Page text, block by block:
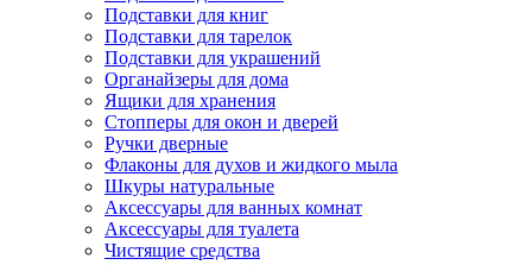
Подставки для книг
Подставки для тарелок
Подставки для украшений
Органайзеры для дома
Ящики для хранения
Стопперы для окон и дверей
Ручки дверные
Флаконы для духов и жидкого мыла
Шкуры натуральные
Аксессуары для ванных комнат
Аксессуары для туалета
Чистящие средства